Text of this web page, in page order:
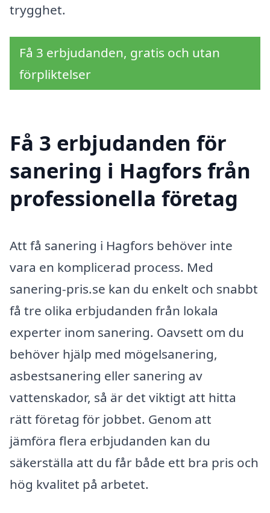
trygghet.
Få 3 erbjudanden, gratis och utan
förpliktelser
Få 3 erbjudanden för
sanering i Hagfors från
professionella företag
Att få sanering i Hagfors behöver inte
vara en komplicerad process. Med
sanering-pris.se kan du enkelt och snabbt
få tre olika erbjudanden från lokala
experter inom sanering. Oavsett om du
behöver hjälp med mögelsanering,
asbestsanering eller sanering av
vattenskador, så är det viktigt att hitta
rätt företag för jobbet. Genom att
jämföra flera erbjudanden kan du
säkerställa att du får både ett bra pris och
hög kvalitet på arbetet.